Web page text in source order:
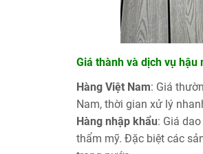
Giá thành và dịch vụ hậu
Hàng Việt Nam: Giá
Nam, thời gian xử lý
Hàng nhập khẩu: Giá
thẩm mỹ. Đặc biệt các